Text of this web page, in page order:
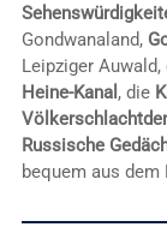
Gondwanaland,
Leipziger Auwald,
Heine-Kanal , die
Russische
bequem aus dem